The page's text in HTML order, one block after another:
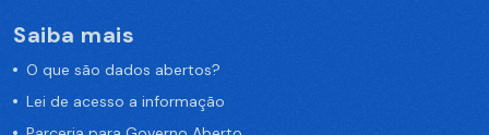
Saiba mais
O que são dados abertos?
Lei de acesso a informação